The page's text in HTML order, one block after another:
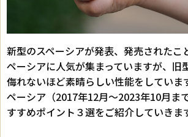
新型のスペーシアが発表、発売されたこ
ペーシアに人気が集まっていますが、旧
侮れないほど素晴らしい性能をしていま
ペーシア（2017年12月～2023年10月ま
すすめポイント３選をご紹介していきま